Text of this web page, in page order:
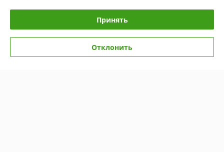
Политика обработки cookies
Принять
Отклонить